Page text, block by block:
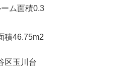
ム面積0.3
積46.75m2
区玉川台